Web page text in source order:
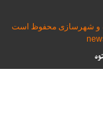
و شهرسازی محفوظ است